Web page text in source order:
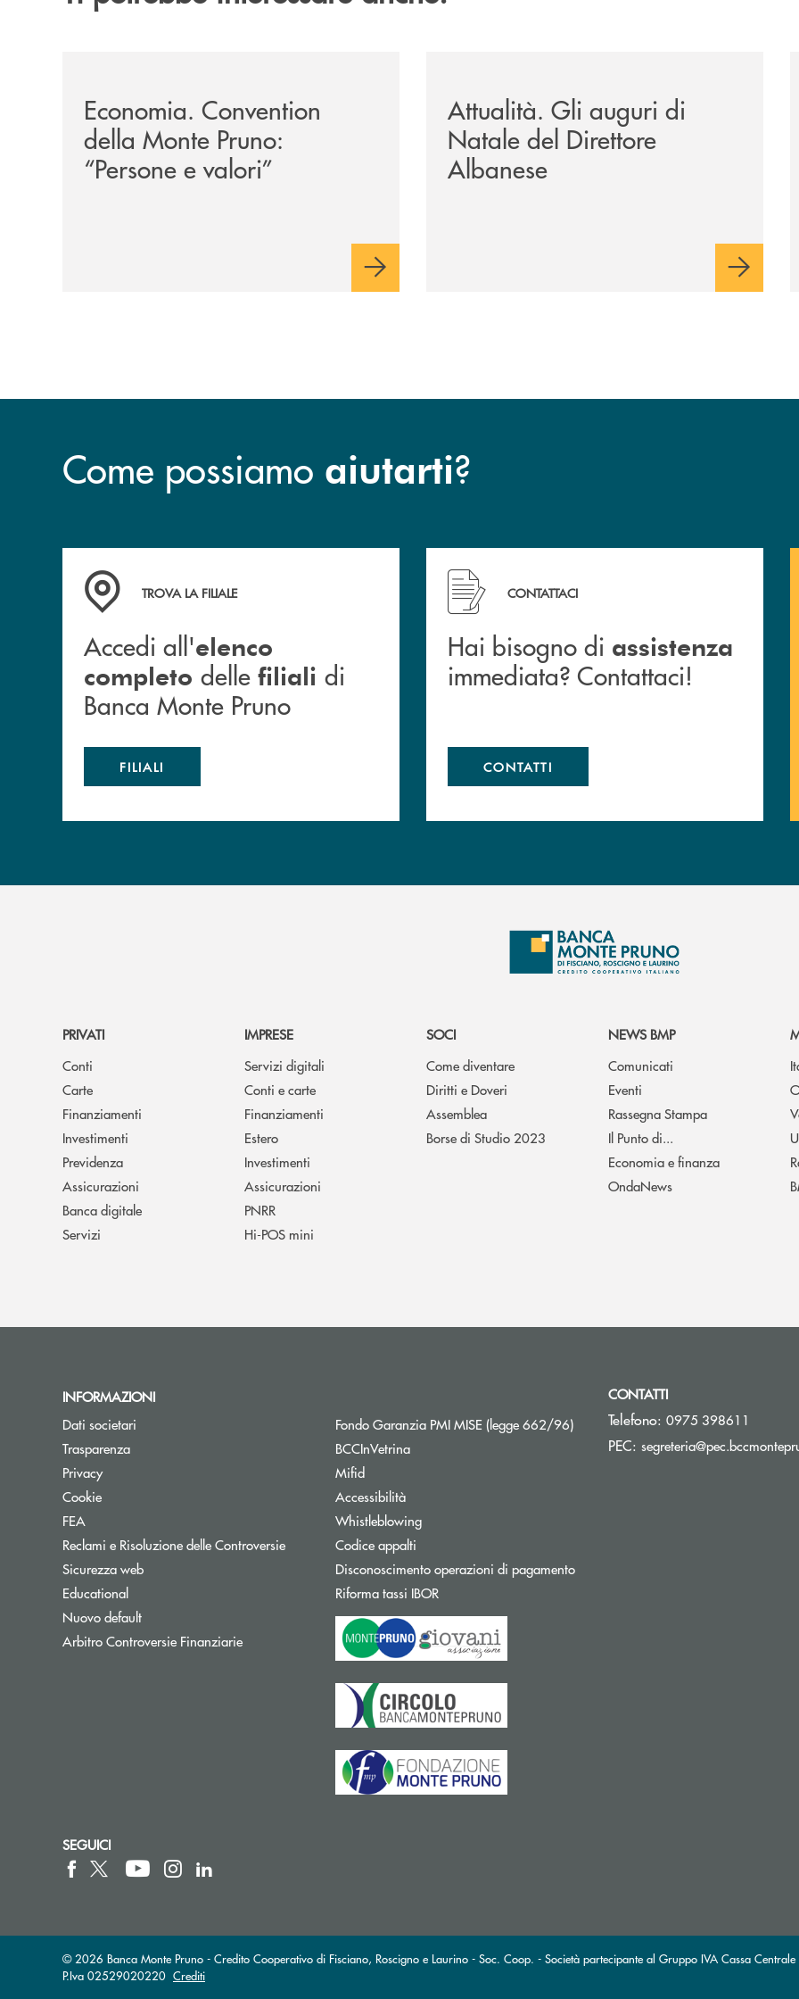
Economia. Convention
della Monte Pruno:
“Persone e valori”
Attualità. Gli auguri di
Natale del Direttore
Albanese
Come possiamo aiutarti?
Accedi all' elenco completo&nbsp; delle&nbsp; filiali&nbsp; di Banca Monte Pruno
TROVA LA FILIALE
Accedi all'elenco
completo delle filiali di
Banca Monte Pruno
FILIALI
Hai bisogno di assistenza immediata? Contattaci!
CONTATTACI
Hai bisogno di assistenza
immediata? Contattaci!
CONTATTI
PRIVATI
Conti
Carte
Finanziamenti
Investimenti
Previdenza
Assicurazioni
Banca digitale
Servizi
IMPRESE
Servizi digitali
Conti e carte
Finanziamenti
Estero
Investimenti
Assicurazioni
PNRR
Hi-POS mini
SOCI
Come diventare
Diritti e Doveri
Assemblea
Borse di Studio 2023
NEWS BMP
Comunicati
Eventi
Rassegna Stampa
Il Punto di...
Economia e finanza
OndaNews
INFORMAZIONI
Dati societari
Trasparenza
Privacy
Cookie
FEA
Reclami e Risoluzione delle Controversie
Sicurezza web
Educational
Nuovo default
Arbitro Controversie FinanziarieApre una nuova finestra
Fondo Garanzia PMI MISE (legge 662/96)Apre una nuova finestra
BCCInVetrina
Mifid
Accessibilità
Whistleblowing
Codice appalti
Disconoscimento operazioni di pagamento
Riforma tassi IBORApre una nuova finestra
CONTATTI
Telefono: 0975 398611
PEC:
SEGUICI
© 2026 Banca Monte Pruno - Credito Cooperativo di Fisciano, Roscigno e Laurino - Soc. Coop. - Società partecipante al Gruppo IVA Cassa Centrale
P.Iva 02529020220 Crediti